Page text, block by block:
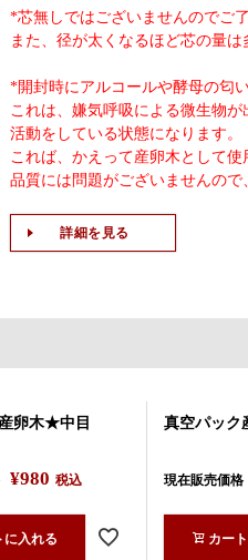
*芯無しではございませんのでご了
また、径が太くなるほど芯の量
*開封時にアルコールや酵母の匂
これは、嫌気呼吸による微生物
活動をしている状態になります。
これば、かえって産卵木として使
品質には問題がございませんので
詳細を見る
卵木★中目
¥980 税込
に入れる
真空パック
現在販売価格
カー